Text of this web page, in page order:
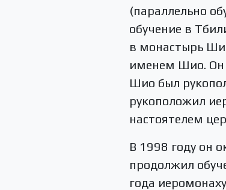
(параллельно
обучение в
в монастырь
именем Шио. Он
Шио был
рукоположил
настоятелем
В 1998 году он
продолжил
года